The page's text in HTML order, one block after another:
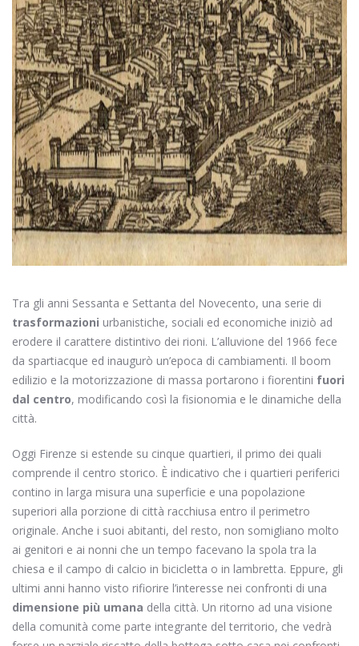
Tra gli anni Sessanta e Settanta del Novecento, una serie di
trasformazioni urbanistiche, sociali ed economiche iniziò ad
erodere il carattere distintivo dei rioni. L’alluvione del 1966 fece
da spartiacque ed inaugurò un’epoca di cambiamenti. Il boom
edilizio e la motorizzazione di massa portarono i fiorentini fuori
dal centro, modificando così la fisionomia e le dinamiche della
città.
Oggi Firenze si estende su cinque quartieri, il primo dei quali
comprende il centro storico. È indicativo che i quartieri periferici
contino in larga misura una superficie e una popolazione
superiori alla porzione di città racchiusa entro il perimetro
originale. Anche i suoi abitanti, del resto, non somigliano molto
ai genitori e ai nonni che un tempo facevano la spola tra la
chiesa e il campo di calcio in bicicletta o in lambretta. Eppure, gli
ultimi anni hanno visto rifiorire l’interesse nei confronti di una
dimensione più umana della città. Un ritorno ad una visione
della comunità come parte integrante del territorio, che vedrà